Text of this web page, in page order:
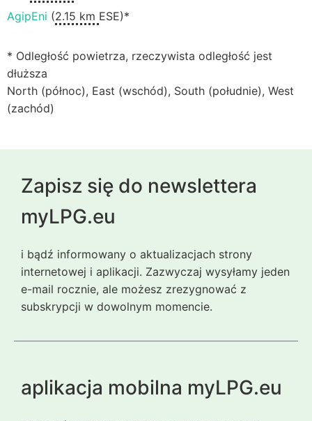
AgipEni (2.15 km ESE)*
* Odległość powietrza, rzeczywista odległość jest
dłuższa
North (północ), East (wschód), South (południe), West
(zachód)
Zapisz się do newslettera
myLPG.eu
i bądź informowany o aktualizacjach strony
internetowej i aplikacji. Zazwyczaj wysyłamy jeden
e-mail rocznie, ale możesz zrezygnować z
subskrypcji w dowolnym momencie.
aplikacja mobilna myLPG.eu